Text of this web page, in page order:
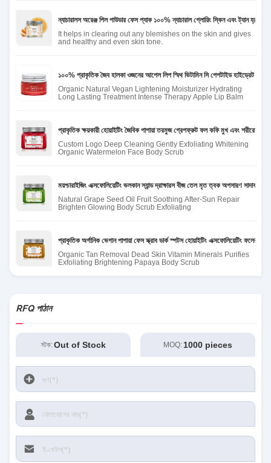
ন্যাচারালস অরেঞ্জ পিল পাউডার ফেস প্যাক ১০০% ন্যাচারাল গ্লোয়িং স্কিন এবং ট্যান হ্রাস
It helps in clearing out any blemishes on the skin and gives
and healthy and even skin tone.
১০০% প্রাকৃতিক জৈব হালকা ওজনের আপেল লিপ স্মিথ ভিটামিন সি পেপটাইড হাইড্রেট চকচকে
Organic Natural Vegan Lightening Moisturizer Hydrating
Long Lasting Treatment Intense Therapy Apple Lip Balm
প্রাকৃতিক ক্ষয়কারী হোয়াইটিং জৈবিক পাপায়া তরমুজ গ্রেপফ্রুট ফল কফি মুখ এবং শরীরের স্ক্রাব
Custom Logo Deep Cleaning Gently Exfoliating Whitening
Organic Watermelon Face Body Scrub
ময়শ্চারাইজিং এক্সফোলিয়েটিং ভলকান স্যান্ড দ্রাক্ষারস বীজ তেল মৃত ত্বক অপসারণ সাদাকরণ
Natural Grape Seed Oil Fruit Soothing After-Sun Repair
Brighten Glowing Body Scrub Exfoliating
প্রাকৃতিক অর্গানিক ভেগান পাপায়া ফেস স্ক্রাব ডার্ক স্পটস হোয়াইটিং এক্সফোলিয়েটিং ফলের শর্করা
Organic Tan Removal Dead Skin Vitamin Minerals Purifies
Exfoliating Brightening Papaya Body Scrub
RFQ পাঠান
স্টক:Out of Stock MOQ: 1000 pieces